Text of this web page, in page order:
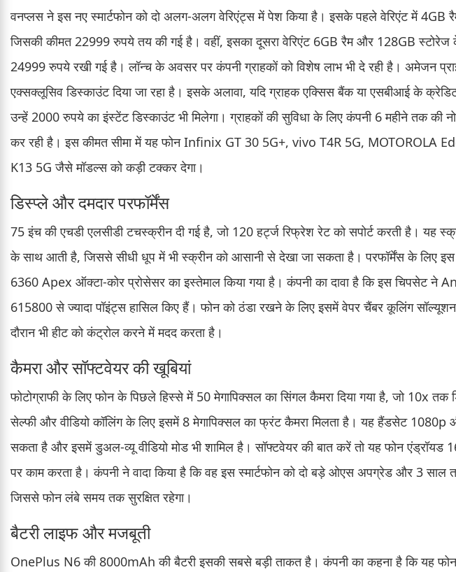
वनप्लस ने इस नए स्मार्टफोन को दो अलग-अलग वेरिएंट्स में पेश किया है। इसके पहले वेरिएंट में 4GB
जिसकी कीमत 22999 रुपये तय की गई है। वहीं, इसका दूसरा वेरिएंट 6GB रैम और 128GB
24999 रुपये रखी गई है। लॉन्च के अवसर पर कंपनी ग्राहकों को विशेष लाभ भी दे रही है। अमेजन
एक्सक्लूसिव डिस्काउंट दिया जा रहा है। इसके अलावा, यदि ग्राहक एक्सिस बैंक या एसबीआई के
उन्हें 2000 रुपये का इंस्टेंट डिस्काउंट भी मिलेगा। ग्राहकों की सुविधा के लिए कंपनी 6 महीने तक की
कर रही है। इस कीमत सीमा में यह फोन Infinix GT 30 5G+, vivo T4R 5G, MOTOROLA
K13 5G जैसे मॉडल्स को कड़ी टक्कर देगा।
डिस्प्ले और दमदार परफॉर्मेंस
75 इंच की एचडी एलसीडी टचस्क्रीन दी गई है, जो 120 हर्ट्ज रिफ्रेश रेट को सपोर्ट करती है। यह
के साथ आती है, जिससे सीधी धूप में भी स्क्रीन को आसानी से देखा जा सकता है। परफॉर्मेंस के लिए इस
6360 Apex ऑक्टा-कोर प्रोसेसर का इस्तेमाल किया गया है। कंपनी का दावा है कि इस चिपसेट ने
615800 से ज्यादा पॉइंट्स हासिल किए हैं। फोन को ठंडा रखने के लिए इसमें वेपर चैंबर कूलिंग सॉल्यूशन
दौरान भी हीट को कंट्रोल करने में मदद करता है।
कैमरा और सॉफ्टवेयर की खूबियां
फोटोग्राफी के लिए फोन के पिछले हिस्से में 50 मेगापिक्सल का सिंगल कैमरा दिया गया है, जो 10x
सेल्फी और वीडियो कॉलिंग के लिए इसमें 8 मेगापिक्सल का फ्रंट कैमरा मिलता है। यह हैंडसेट 1080p
सकता है और इसमें डुअल-व्यू वीडियो मोड भी शामिल है। सॉफ्टवेयर की बात करें तो यह फोन
पर काम करता है। कंपनी ने वादा किया है कि वह इस स्मार्टफोन को दो बड़े ओएस अपग्रेड और 3 साल
जिससे फोन लंबे समय तक सुरक्षित रहेगा।
बैटरी लाइफ और मजबूती
OnePlus N6 की 8000mAh की बैटरी इसकी सबसे बड़ी ताकत है। कंपनी का कहना है कि यह फोन